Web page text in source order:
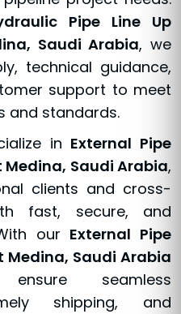
Pipe Line Up
Saudi Arabia, we
technical guidance,
support to meet
and standards.
in External Pipe
Medina, Saudi Arabia,
clients and cross-
fast, secure, and
our External Pipe
Medina, Saudi Arabia
seamless
shipping, and